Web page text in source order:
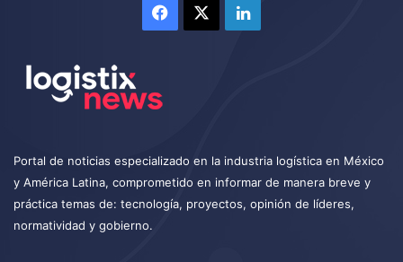
Facebook LinkedIn
Portal de noticias especializado en la industria logística en México
y América Latina, comprometido en informar de manera breve y
práctica temas de: tecnología, proyectos, opinión de líderes,
normatividad y gobierno.